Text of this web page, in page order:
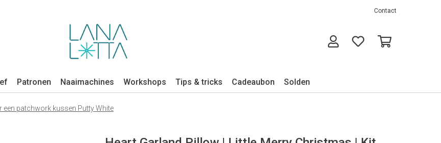
Contact
Patronen Naaimachines Workshops Tips & tricks Cadeaubon Solden
een patchwork kussen Putty White